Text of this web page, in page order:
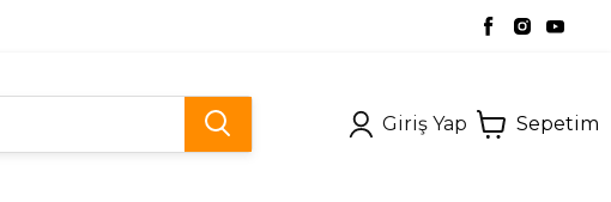
Giriş Yap Sepetim